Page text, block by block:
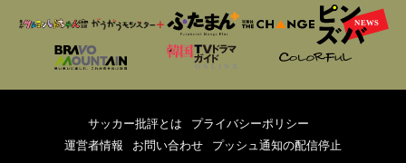
サッカー批評とは
プライバシーポリシー
運営者情報
お問い合わせ プッシュ通知の配信停止